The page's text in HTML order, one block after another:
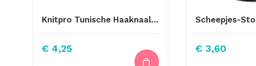
Knitpro Tunische Haaknaald 9.00
€ 4,25 € 3,60